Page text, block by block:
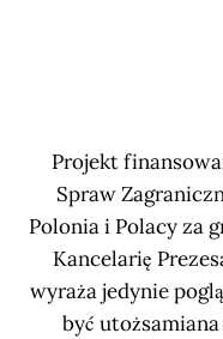
Projekt
Spraw
Polonia i Polacy za
Kancelarię
wyraża jedynie
być